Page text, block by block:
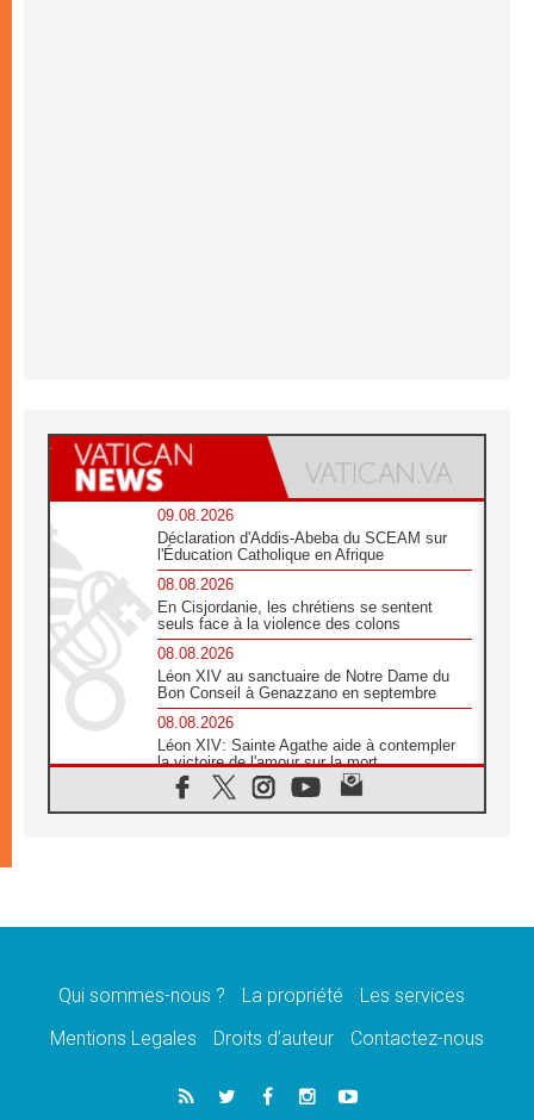
09.08.2026
Déclaration d'Addis-Abeba du SCEAM sur
l'Éducation Catholique en Afrique
08.08.2026
En Cisjordanie, les chrétiens se sentent
seuls face à la violence des colons
08.08.2026
Léon XIV au sanctuaire de Notre Dame du
Bon Conseil à Genazzano en septembre
08.08.2026
Léon XIV: Sainte Agathe aide à contempler
la victoire de l'amour sur la mort
08.08.2026
«Relancer l'empathie», le projet Triennal d'art
08.08.2026
07.08.2026
Calapan devient un diocèse
Congo-Brazzaville: le 15 août, entre solennité
de l'Assomption et mémoire nationale
Qui sommes-nous ? La propriété
Les services
Mentions Legales
Droits d’auteur Contactez-nous